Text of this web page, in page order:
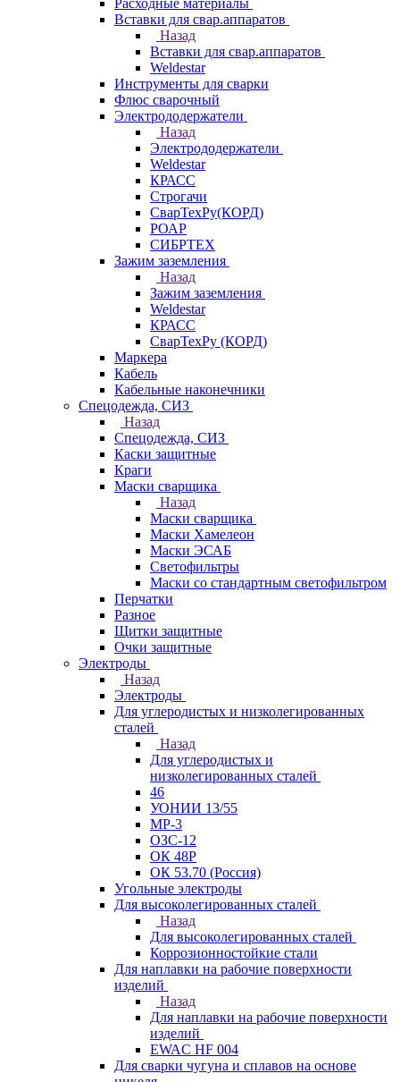
Расходные материалы
Вставки для свар.аппаратов
Назад
Вставки для свар.аппаратов
Weldestar
Инструменты для сварки
Флюс сварочный
Электрододержатели
Назад
Электрододержатели
Weldestar
КРАСС
Строгачи
СварТехРу(КОРД)
РОАР
СИБРТЕХ
Зажим заземления
Назад
Зажим заземления
Weldestar
КРАСС
СварТехРу (КОРД)
Маркера
Кабель
Кабельные наконечники
Спецодежда, СИЗ
Назад
Спецодежда, СИЗ
Каски защитные
Краги
Маски сварщика
Назад
Маски сварщика
Маски Хамелеон
Маски ЭСАБ
Светофильтры
Маски со стандартным светофильтром
Перчатки
Разное
Щитки защитные
Очки защитные
Электроды
Назад
Электроды
Для углеродистых и низколегированных
сталей
Назад
Для углеродистых и
низколегированных сталей
46
УОНИИ 13/55
МР-3
ОЗС-12
ОК 48Р
ОК 53.70 (Россия)
Угольные электроды
Для высоколегированных сталей
Назад
Для высоколегированных сталей
Коррозионностойкие стали
Для наплавки на рабочие поверхности
изделий
Назад
Для наплавки на рабочие поверхности
изделий
EWAC HF 004
Для сварки чугуна и сплавов на основе